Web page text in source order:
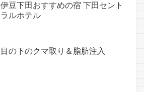
伊豆下田おすすめの宿 下田セント
ラルホテル
目の下のクマ取り＆脂肪注入